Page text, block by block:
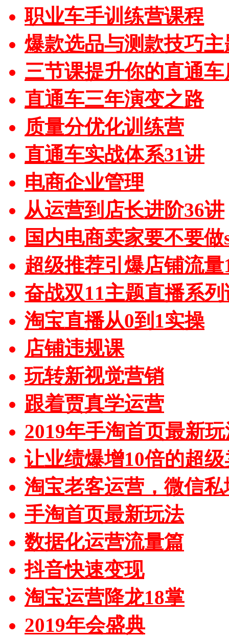
职业车手训练营课程
爆款选品与测款技巧主
三节课提升你的直通
直通车三年演变之路
质量分优化训练营
直通车实战体系31讲
电商企业管理
从运营到店长进阶36讲
国内电商卖家要不要做
超级推荐引爆店铺流量
奋战双11主题直播系列
淘宝直播从0到1实操
店铺违规课
玩转新视觉营销
跟着贾真学运营
2019年手淘首页最新
让业绩爆增10倍的超
淘宝老客运营，微信私
手淘首页最新玩法
数据化运营流量篇
抖音快速变现
淘宝运营降龙18掌
2019年会盛典